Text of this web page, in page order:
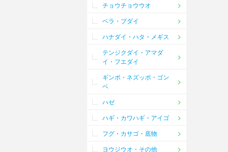
チョウチョウウオ
ベラ・ブダイ
ハナダイ・ハタ・メギス
テンジクダイ・アマダ
イ・フエダイ
ギンポ・ネズッポ・ゴン
ベ
ハゼ
ハギ・カワハギ・アイゴ
フグ・カサゴ・底物
ヨウジウオ・その他